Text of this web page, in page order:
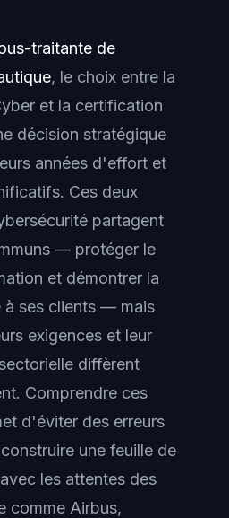
traitante de
, le choix entre la
et la certification
décision stratégique
années d'effort et
Ces deux
partagent
— protéger le
et démontrer la
à ses clients — mais
exigences et leur
diffèrent
Comprendre ces
d'éviter des erreurs
une feuille de
les attentes des
comme Airbus,